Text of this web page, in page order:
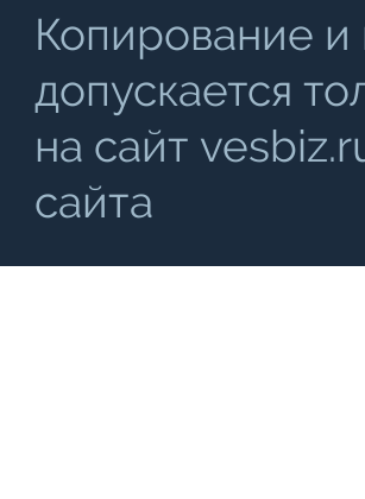
Копирование
допускается
на сайт
сайта